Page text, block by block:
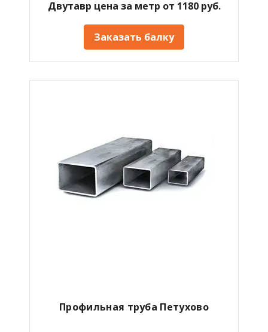
Двутавр цена за метр от 1180 руб.
Заказать балку
Профильная труба Петухово